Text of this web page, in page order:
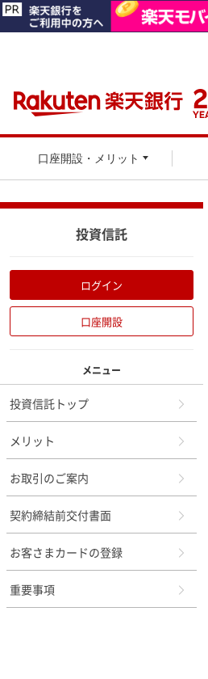
口座開設・メリット
投資信託
ログイン
口座開設
メニュー
投資信託トップ
メリット
お取引のご案内
契約締結前交付書面
お客さまカードの登録
重要事項